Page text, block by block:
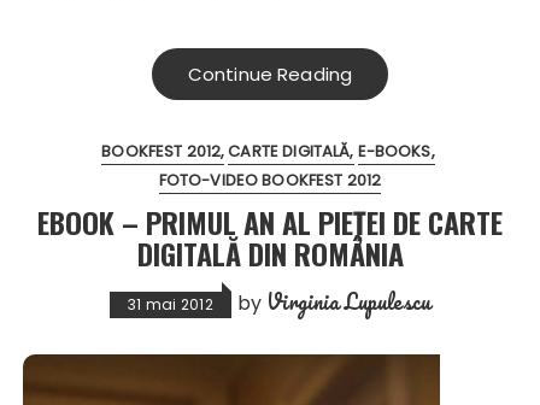
Continue Reading
BOOKFEST 2012 CARTE DIGITALĂ E-BOOKS
FOTO-VIDEO BOOKFEST 2012
EBOOK – PRIMUL AN AL PIEȚEI DE CARTE
DIGITALĂ DIN ROMÂNIA
31 mai 2012 by Virginia Lupulescu